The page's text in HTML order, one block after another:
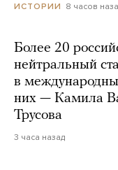
ИСТОРИИ 8 часов
Более 20
нейтральный
в
них — Камила
Трусова
3 часа назад